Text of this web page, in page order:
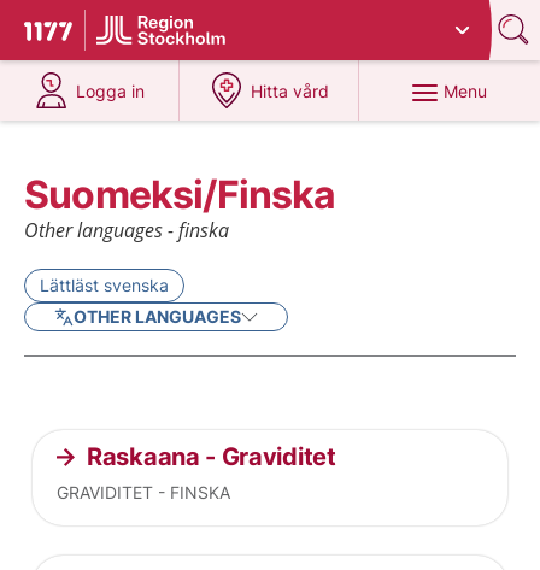
To start page for 1177
Du har valt region
Logga in
at 1177.se
Hitta vård
at 1177.se
Menu
Suomeksi/Finska
Other languages - finska
Lättläst svenska
OTHER LANGUAGES
Current articles
Raskaana - Graviditet
GRAVIDITET - FINSKA